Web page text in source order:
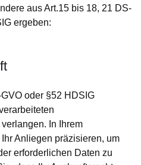
aus Art.15 bis 18, 21 DS-
ergeben:
oder §52 HDSIG
In Ihrem
Anliegen präzisieren, um
erforderlichen Daten zu